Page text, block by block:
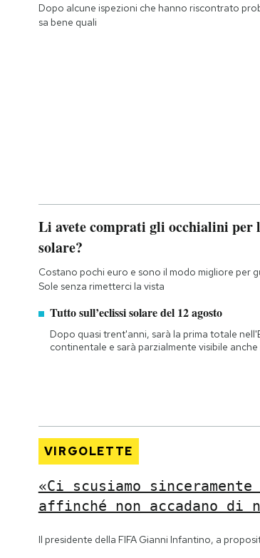
Dopo alcune ispezioni che hanno riscontrato
sa bene quali
Li avete comprati gli occhialini per
solare?
Costano pochi euro e sono il modo migliore per
Sole senza rimetterci la vista
Tutto sull’eclissi solare del 12 agosto
Dopo quasi trent'anni, sarà la prima totale
continentale e sarà parzialmente visibile anche
VIRGOLETTE
«Ci scusiamo
affinché non accadano di
Il presidente della FIFA Gianni Infantino, a